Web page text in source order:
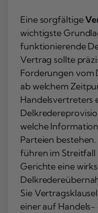
Eine sorgfältige
wichtigste
funktionierende
Vertrag sollte
Forderungen vom
ab welchem
Handelsvertreters
welche
Parteien
führen im Streitfall
Gerichte eine
Sie
einer auf